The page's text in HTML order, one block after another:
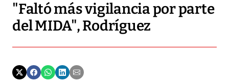
"Faltó más vigilancia por parte
del MIDA", Rodríguez